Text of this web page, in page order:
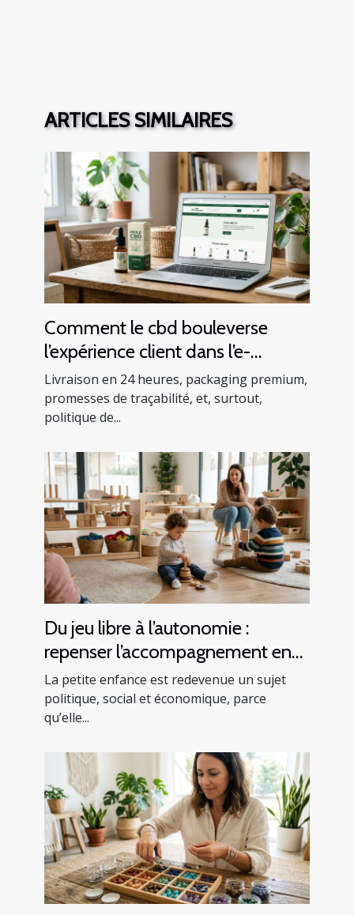
ARTICLES SIMILAIRES
Comment le cbd bouleverse
l’expérience client dans l’e-
commerce français
Livraison en 24 heures, packaging premium,
promesses de traçabilité, et, surtout,
politique de...
Du jeu libre à l’autonomie :
repenser l’accompagnement en
crèche
La petite enfance est redevenue un sujet
politique, social et économique, parce
qu’elle...